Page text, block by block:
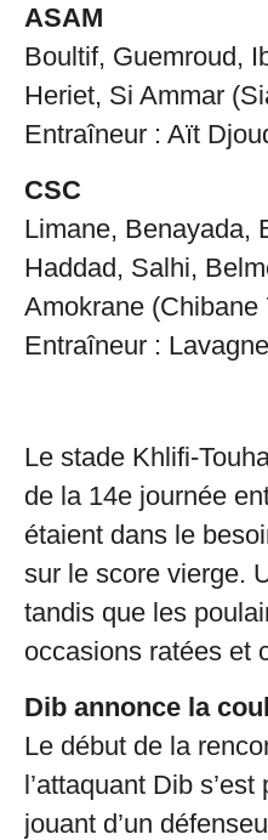
ASAM
Boultif, Guemroud,
Heriet, Si Ammar
Entraîneur : Aït
CSC
Limane, Benayada,
Haddad, Salhi,
Amokrane (Chibane
Entraîneur : Lavagne
Le stade Khlifi-
de la 14e journée
étaient dans le
sur le score vierge.
tandis que les
occasions ratées et
Dib annonce la
Le début de la
l’attaquant Dib
jouant d’un